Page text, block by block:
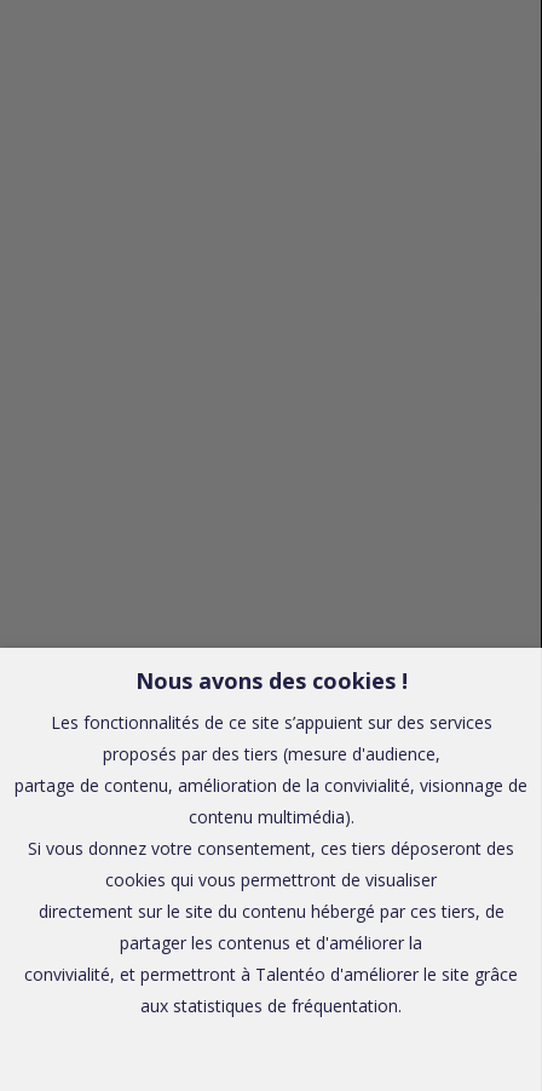
Nous avons des cookies !
Les fonctionnalités de ce site s’appuient sur des services
proposés par des tiers (mesure d'audience,
partage de contenu, amélioration de la convivialité, visionnage de
contenu multimédia).
Si vous donnez votre consentement, ces tiers déposeront des
cookies qui vous permettront de visualiser
directement sur le site du contenu hébergé par ces tiers, de
partager les contenus et d'améliorer la
convivialité, et permettront à Talentéo d'améliorer le site grâce
aux statistiques de fréquentation.